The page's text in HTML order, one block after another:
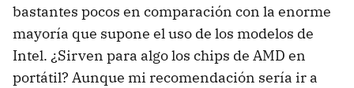
bastantes pocos en comparación con la enorme
mayoría que supone el uso de los modelos de
Intel. ¿Sirven para algo los chips de AMD en
portátil? Aunque mi recomendación sería ir a